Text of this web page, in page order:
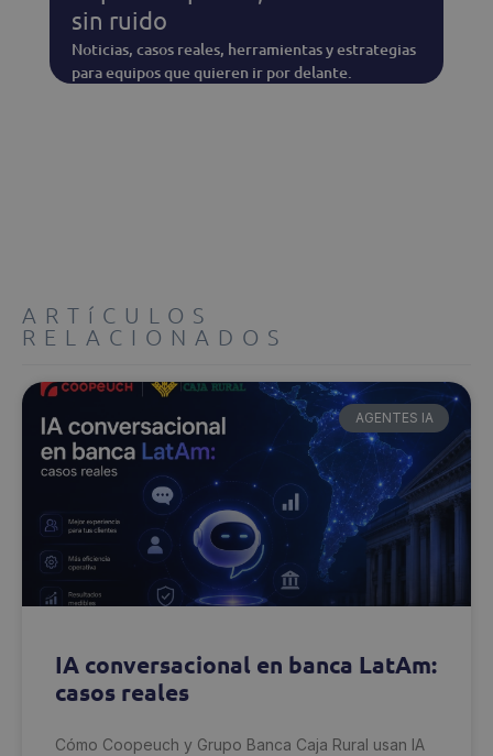
sin ruido
Noticias, casos reales, herramientas y estrategias
para equipos que quieren ir por delante.
ARTíCULOS
RELACIONADOS
AGENTES IA
IA conversacional en banca LatAm:
casos reales
Cómo Coopeuch y Grupo Banca Caja Rural usan IA